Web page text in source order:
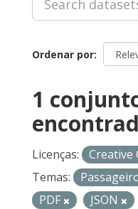
Ordenar por
1
Licenças:
Creative
Temas:
PDF
JSON